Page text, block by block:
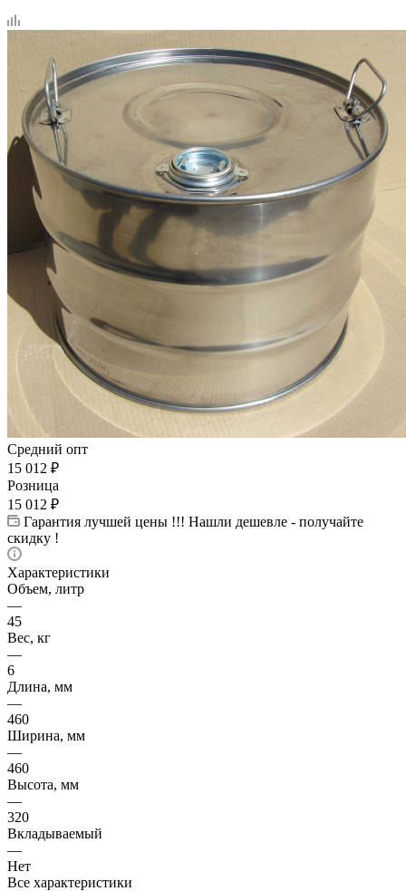
Средний опт
15 012 ₽
Розница
15 012 ₽
Гарантия лучшей цены !!! Нашли дешевле - получайте
скидку !
Характеристики
Объем, литр
—
45
Вес, кг
—
6
Длина, мм
—
460
Ширина, мм
—
460
Высота, мм
—
320
Вкладываемый
—
Нет
Все характеристики